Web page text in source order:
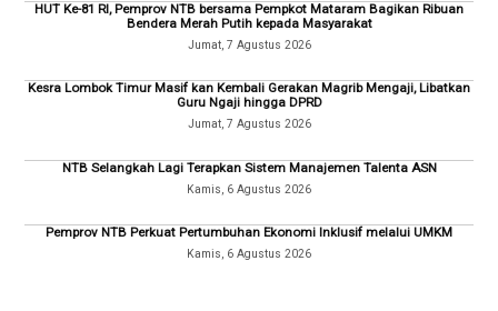
HUT Ke-81 RI, Pemprov NTB bersama Pempkot Mataram Bagikan Ribuan
Bendera Merah Putih kepada Masyarakat
Jumat, 7 Agustus 2026
Kesra Lombok Timur Masif kan Kembali Gerakan Magrib Mengaji, Libatkan
Guru Ngaji hingga DPRD
Jumat, 7 Agustus 2026
NTB Selangkah Lagi Terapkan Sistem Manajemen Talenta ASN
Kamis, 6 Agustus 2026
Pemprov NTB Perkuat Pertumbuhan Ekonomi Inklusif melalui UMKM
Kamis, 6 Agustus 2026